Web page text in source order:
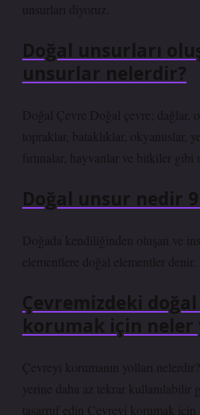
unsurları diyoruz.
Doğal unsurları
unsurlar nelerdir?
Doğal Çevre Doğal çevre; dağlar,
topraklar, bataklıklar, okyanuslar,
fırtınalar, hayvanlar ve bitkiler gibi
Doğal unsur nedir
Doğada kendiliğinden oluşan ve
elementlere doğal elementler denir.
Çevremizdeki
korumak için neler
Çevreyi korumanın yolları
yerine daha az tekrar kullanılabilir
tasarruf edin Çevreyi korumak için